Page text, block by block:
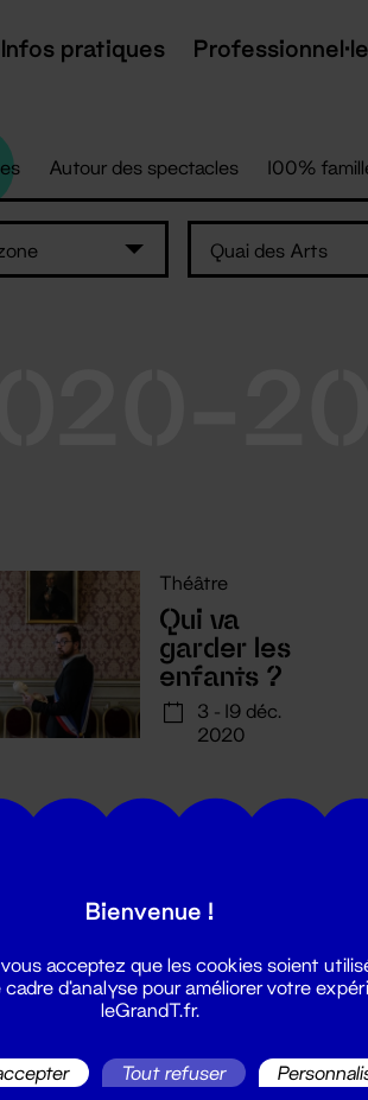
Infos pratiques
Autour des spectacles 100%
Quai des Arts
Théâtre
Qui va
garder les
enfants ?
3 - 19 déc.
2020
actualités du Grand
Bienvenue !
acceptez que les cookies soient
d'analyse pour améliorer votre
leGrandT.fr.
Tout refuser